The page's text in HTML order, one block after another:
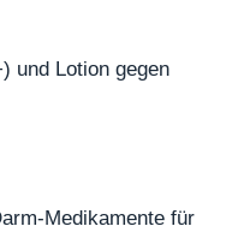
und Lotion gegen
Medikamente für